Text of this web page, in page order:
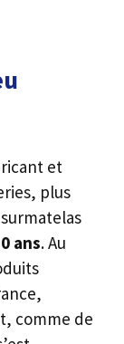
et
plus
ans. Au
comme de